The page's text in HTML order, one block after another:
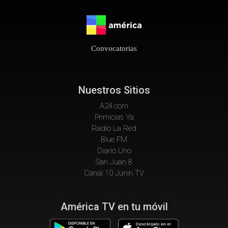
Convocatorias
Nuestros Sitios
A24.com
Primicias Ya
Radio La Red
Blue FM
Diario Uno
San Juan 8
Canal 10 Junin TV
América TV en tu móvil